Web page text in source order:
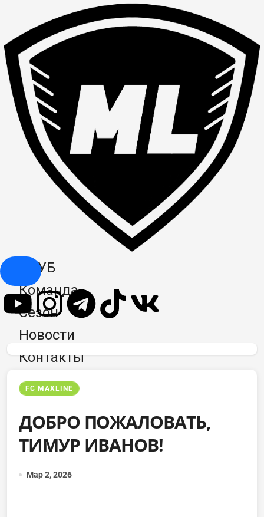
КЛУБ
Команда
Сезон
Новости
Контакты
Hamburger Toggle Menu
FC MAXLINE
ДОБРО ПОЖАЛОВАТЬ,
ТИМУР ИВАНОВ!
Мар 2, 2026